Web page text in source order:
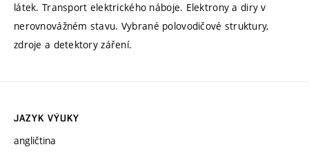
látek. Transport elektrického náboje. Elektrony a diry v
nerovnovážném stavu. Vybrané polovodičové struktury,
zdroje a detektory záření.
JAZYK VÝUKY
angličtina